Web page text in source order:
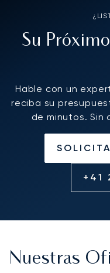
Su
Hable con un
reciba su
de minutos. Sin
+41
Nuestras